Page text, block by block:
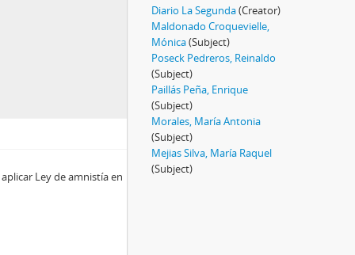
Ley de amnistía en
Diario La Segunda(Creator)
Maldonado Croquevielle,
Mónica(Subject)
Poseck Pedreros, Reinaldo
(Subject)
Paillás Peña, Enrique
(Subject)
Morales, María Antonia
(Subject)
Mejias Silva, María Raquel
(Subject)